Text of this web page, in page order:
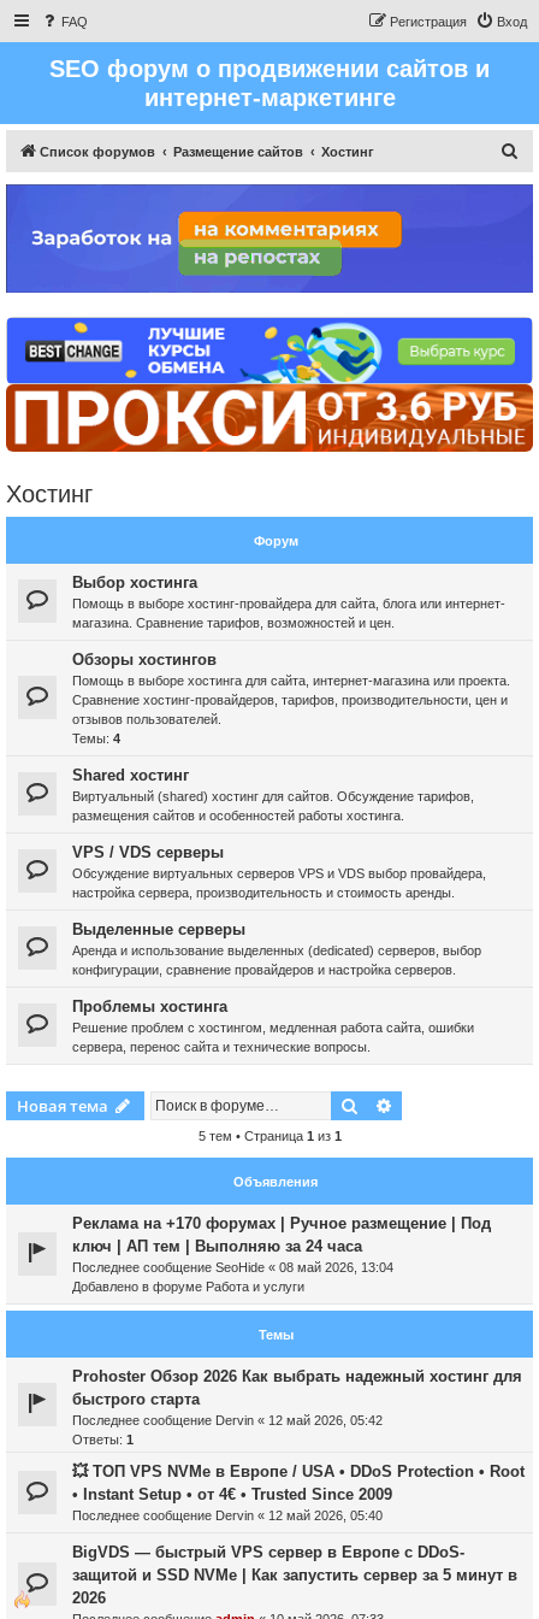
FAQ Вход
Регистрация
SEO форум о продвижении сайтов и
интернет-маркетинге
Список форумов Размещение сайтов Хостинг
Хостинг
Форум
Выбор хостинга
Помощь в выборе хостинг-провайдера для сайта, блога или интернет-
магазина. Сравнение тарифов, возможностей и цен.
Обзоры хостингов
Помощь в выборе хостинга для сайта, интернет-магазина или проекта.
Сравнение хостинг-провайдеров, тарифов, производительности, цен и
отзывов пользователей.
Темы: 4
Shared хостинг
Виртуальный (shared) хостинг для сайтов. Обсуждение тарифов,
размещения сайтов и особенностей работы хостинга.
VPS / VDS серверы
Обсуждение виртуальных серверов VPS и VDS выбор провайдера,
настройка сервера, производительность и стоимость аренды.
Выделенные серверы
Аренда и использование выделенных (dedicated) серверов, выбор
конфигурации, сравнение провайдеров и настройка серверов.
Проблемы хостинга
Решение проблем с хостингом, медленная работа сайта, ошибки
сервера, перенос сайта и технические вопросы.
Новая тема Поиск
5 тем • Страница 1 из 1
Объявления
Реклама на +170 форумах | Ручное размещение | Под
ключ | АП тем | Выполняю за 24 часа
Последнее сообщение SeoHide « 08 май 2026, 13:04
Добавлено в форуме Работа и услуги
Темы
Prohoster Обзор 2026 Как выбрать надежный хостинг для
быстрого старта
Последнее сообщение Dervin « 12 май 2026, 05:42
Ответы: 1
💥 ТОП VPS NVMe в Европе / USA • DDoS Protection • Root
• Instant Setup • от 4€ • Trusted Since 2009
Последнее сообщение Dervin « 12 май 2026, 05:40
BigVDS — быстрый VPS сервер в Европе с DDoS-
защитой и SSD NVMe | Как запустить сервер за 5 минут в
2026